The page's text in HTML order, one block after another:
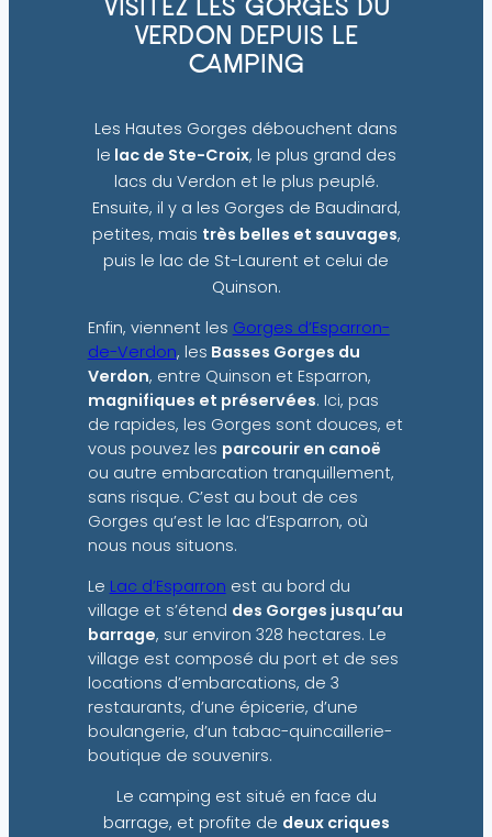
VISITEZ LES GORGES DU
VERDON DEPUIS LE
CAMPING
Les Hautes Gorges débouchent dans
le lac de Ste-Croix, le plus grand des
lacs du Verdon et le plus peuplé.
Ensuite, il y a les Gorges de Baudinard,
petites, mais très belles et sauvages,
puis le lac de St-Laurent et celui de
Quinson.
Enfin, viennent les Gorges d’Esparron-
de-Verdon, les Basses Gorges du
Verdon, entre Quinson et Esparron,
magnifiques et préservées. Ici, pas
de rapides, les Gorges sont douces, et
vous pouvez les parcourir en canoë
ou autre embarcation tranquillement,
sans risque. C’est au bout de ces
Gorges qu’est le lac d’Esparron, où
nous nous situons.
Le Lac d’Esparron est au bord du
village et s’étend des Gorges jusqu’au
barrage, sur environ 328 hectares. Le
village est composé du port et de ses
locations d’embarcations, de 3
restaurants, d’une épicerie, d’une
boulangerie, d’un tabac-quincaillerie-
boutique de souvenirs.
Le camping est situé en face du
barrage, et profite de deux criques